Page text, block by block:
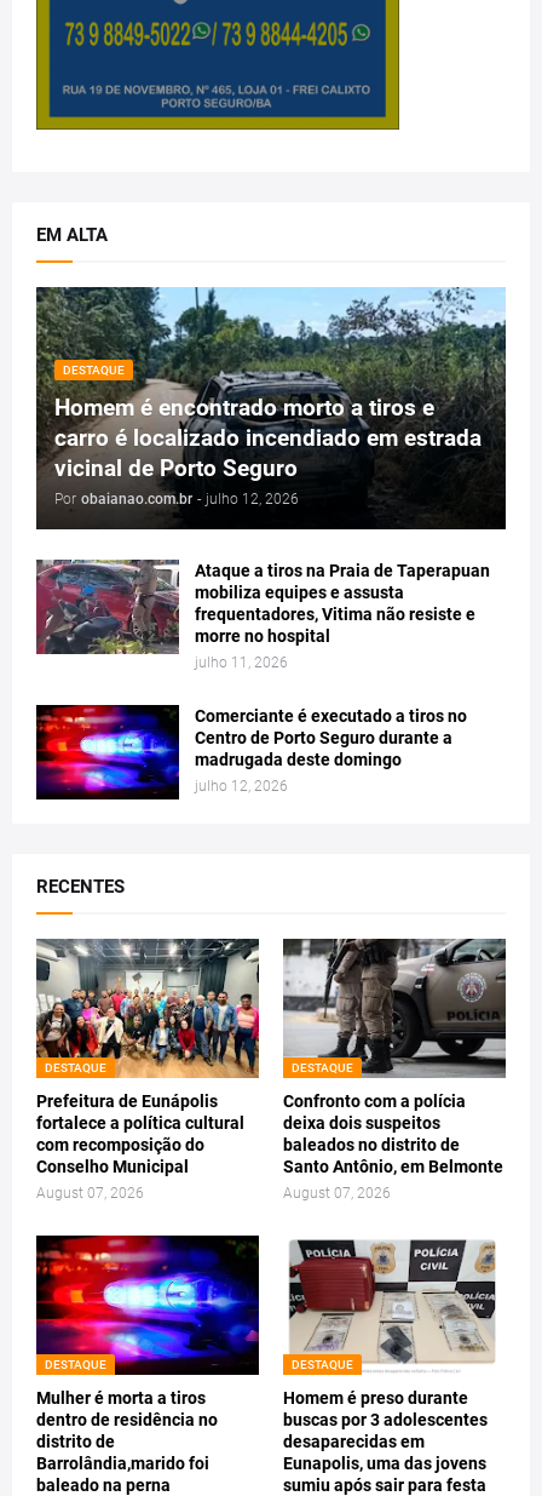
EM ALTA
DESTAQUE
Homem é encontrado morto a tiros e
carro é localizado incendiado em estrada
vicinal de Porto Seguro
Por obaianao.com.br - julho 12, 2026
Ataque a tiros na Praia de Taperapuan
mobiliza equipes e assusta
frequentadores, Vitima não resiste e
morre no hospital
julho 11, 2026
Comerciante é executado a tiros no
Centro de Porto Seguro durante a
madrugada deste domingo
julho 12, 2026
RECENTES
DESTAQUE
Prefeitura de Eunápolis
fortalece a política cultural
com recomposição do
Conselho Municipal
August 07, 2026
DESTAQUE
Confronto com a polícia
deixa dois suspeitos
baleados no distrito de
Santo Antônio, em Belmonte
August 07, 2026
DESTAQUE
Mulher é morta a tiros
dentro de residência no
distrito de
Barrolândia,marido foi
baleado na perna
DESTAQUE
Homem é preso durante
buscas por 3 adolescentes
desaparecidas em
Eunapolis, uma das jovens
sumiu após sair para festa